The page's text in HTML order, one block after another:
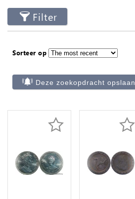
Filter
Sorteer op
Deze zoekopdracht opslaan